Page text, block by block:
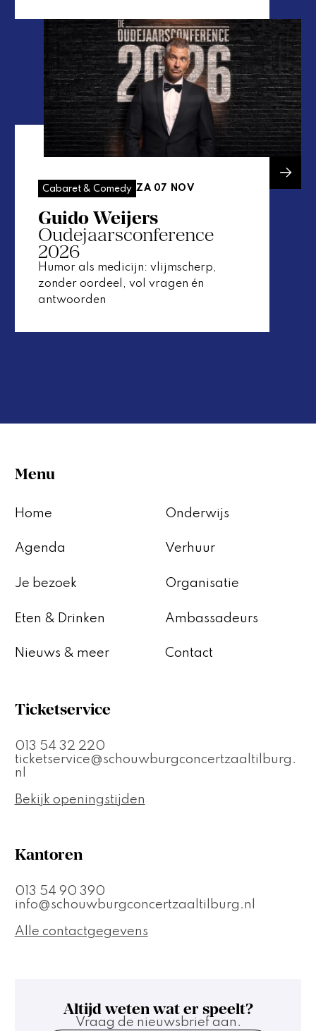
Cabaret & Comedy ZA 07 NOV
Guido Weijers
Oudejaarsconference
2026
Humor als medicijn: vlijmscherp,
zonder oordeel, vol vragen én
antwoorden
Menu
Home
Agenda
Je bezoek
Eten & Drinken
Nieuws & meer
Onderwijs
Verhuur
Organisatie
Ambassadeurs
Contact
Ticketservice
013 54 32 220
ticketservice@schouwburgconcertzaaltilburg.
nl
Bekijk openingstijden
Kantoren
013 54 90 390
info@schouwburgconcertzaaltilburg.nl
Alle contactgegevens
Altijd weten wat er speelt?
Vraag de nieuwsbrief aan.